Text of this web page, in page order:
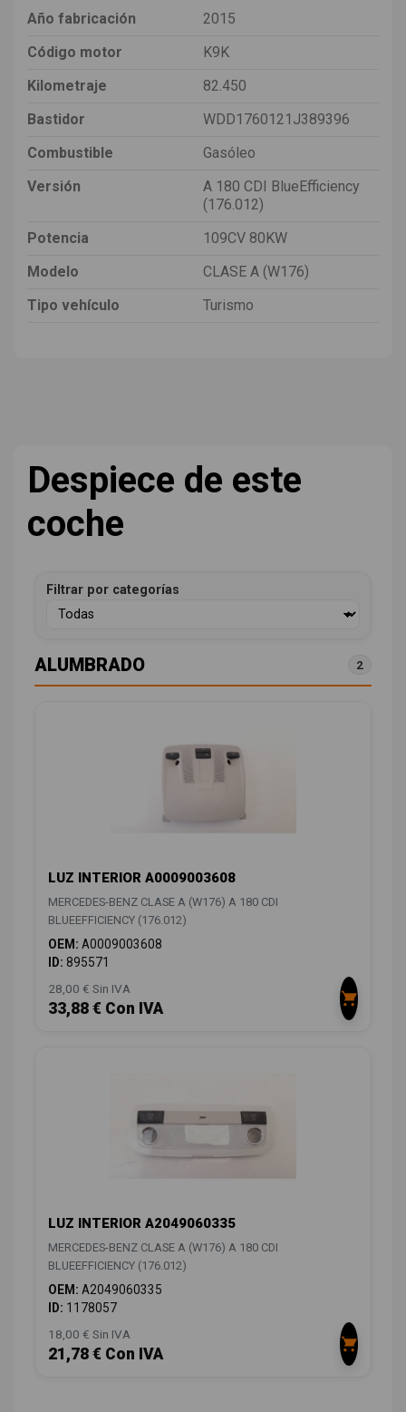
Año fabricación
2015
Código motor
K9K
Kilometraje
82.450
Bastidor
WDD1760121J389396
Combustible
Gasóleo
Versión
A 180 CDI BlueEfficiency
(176.012)
Potencia
109CV 80KW
Modelo
CLASE A (W176)
Tipo vehículo
Turismo
Despiece de este
coche
Filtrar por categorías
ALUMBRADO 2
LUZ INTERIOR A0009003608
MERCEDES-BENZ CLASE A (W176) A 180 CDI
BLUEEFFICIENCY (176.012)
OEM: A0009003608
ID: 895571
28,00 € Sin IVA
33,88 € Con IVA
LUZ INTERIOR A2049060335
MERCEDES-BENZ CLASE A (W176) A 180 CDI
BLUEEFFICIENCY (176.012)
OEM: A2049060335
ID: 1178057
18,00 € Sin IVA
21,78 € Con IVA